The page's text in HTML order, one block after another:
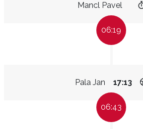
Mancl Pavel
06:19
Pala Jan 17:13
06:43